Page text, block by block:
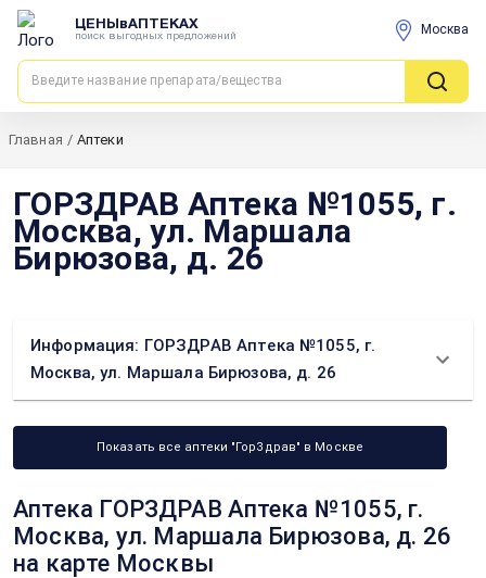
ЦЕНЫвАПТЕКАХ
поиск выгодных предложений Москва
Главная / Аптеки
ГОРЗДРАВ Аптека №1055, г.
Москва, ул. Маршала
Бирюзова, д. 26
Информация: ГОРЗДРАВ Аптека №1055, г.
Москва, ул. Маршала Бирюзова, д. 26
Показать все аптеки "ГорЗдрав" в Москве
Аптека ГОРЗДРАВ Аптека №1055, г.
Москва, ул. Маршала Бирюзова, д. 26
на карте Москвы